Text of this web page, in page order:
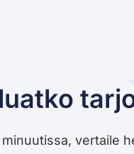
vertaile